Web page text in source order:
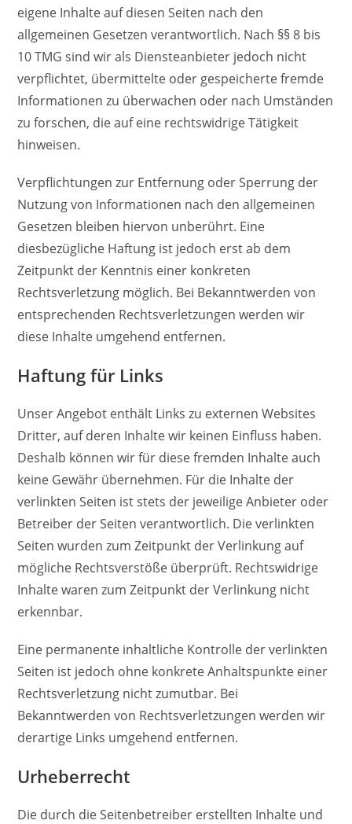
eigene Inhalte auf diesen Seiten nach den
allgemeinen Gesetzen verantwortlich. Nach §§ 8 bis
10 TMG sind wir als Diensteanbieter jedoch nicht
verpflichtet, übermittelte oder gespeicherte fremde
Informationen zu überwachen oder nach Umständen
zu forschen, die auf eine rechtswidrige Tätigkeit
hinweisen.
Verpflichtungen zur Entfernung oder Sperrung der
Nutzung von Informationen nach den allgemeinen
Gesetzen bleiben hiervon unberührt. Eine
diesbezügliche Haftung ist jedoch erst ab dem
Zeitpunkt der Kenntnis einer konkreten
Rechtsverletzung möglich. Bei Bekanntwerden von
entsprechenden Rechtsverletzungen werden wir
diese Inhalte umgehend entfernen.
Haftung für Links
Unser Angebot enthält Links zu externen Websites
Dritter, auf deren Inhalte wir keinen Einfluss haben.
Deshalb können wir für diese fremden Inhalte auch
keine Gewähr übernehmen. Für die Inhalte der
verlinkten Seiten ist stets der jeweilige Anbieter oder
Betreiber der Seiten verantwortlich. Die verlinkten
Seiten wurden zum Zeitpunkt der Verlinkung auf
mögliche Rechtsverstöße überprüft. Rechtswidrige
Inhalte waren zum Zeitpunkt der Verlinkung nicht
erkennbar.
Eine permanente inhaltliche Kontrolle der verlinkten
Seiten ist jedoch ohne konkrete Anhaltspunkte einer
Rechtsverletzung nicht zumutbar. Bei
Bekanntwerden von Rechtsverletzungen werden wir
derartige Links umgehend entfernen.
Urheberrecht
Die durch die Seitenbetreiber erstellten Inhalte und